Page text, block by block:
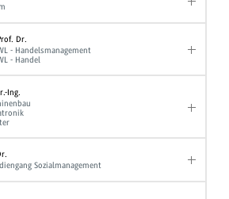
Dr.
- Handelsmanagement
- Handel
Ing.
Sozialmanagement